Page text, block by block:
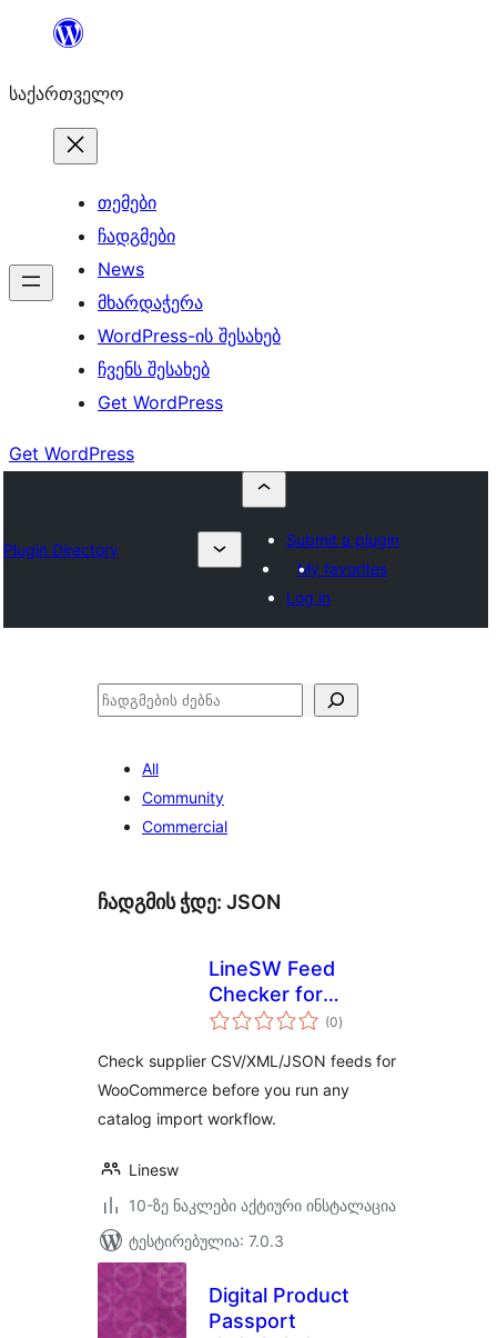
შიგთავსზე
საქართველო
თემები
ჩადგმები
News
მხარდაჭერა
WordPress-ის შესახებ
ჩვენს შესახებ
Get WordPress
Get WordPress
Plugin Directory
Submit a plugin
My favorites
Log in
ძებნა
All
Community
Commercial
ჩადგმის ჭდე: JSON
LineSW Feed
Checker for
WooCommerce
(0საერთო
რეიტინგი
)
Check supplier CSV/XML/JSON feeds for
WooCommerce before you run any
catalog import workflow.
Linesw
10-ზე ნაკლები აქტიური ინსტალაცია
ტესტირებულია: 7.0.3
Digital Product
Passport